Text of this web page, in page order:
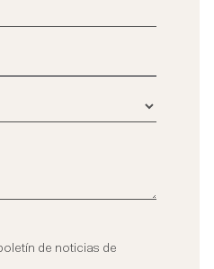
de noticias de